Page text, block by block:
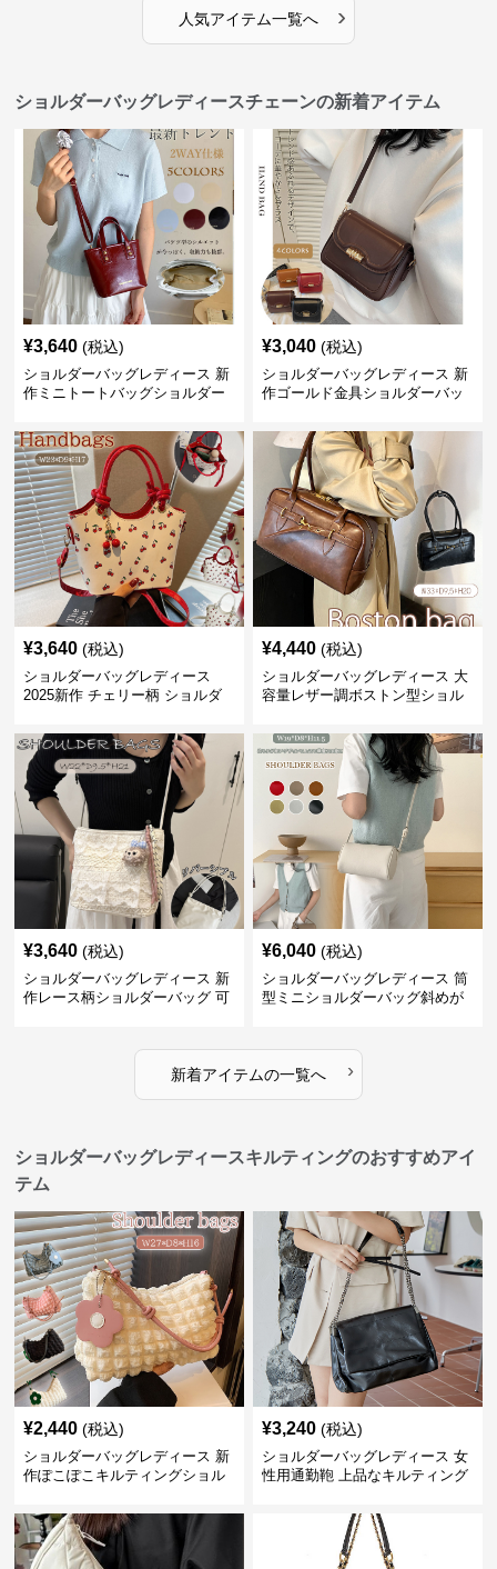
人気アイテム一覧へ ›
ショルダーバッグレディースチェーンの新着アイテム
¥3,640 (税込)
ショルダーバッグレディース 新
作ミニトートバッグショルダー
¥3,040 (税込)
ショルダーバッグレディース 新
作ゴールド金具ショルダーバッ
¥3,640 (税込)
ショルダーバッグレディース
2025新作 チェリー柄 ショルダ
3way
¥4,440 (税込)
ショルダーバッグレディース 大
容量レザー調ボストン型ショル
¥3,640 (税込)
ショルダーバッグレディース 新
作レース柄ショルダーバッグ 可
¥6,040 (税込)
ショルダーバッグレディース 筒
型ミニショルダーバッグ斜めが
新着アイテムの一覧へ ›
ショルダーバッグレディースキルティングのおすすめアイ
テム
¥2,440 (税込)
ショルダーバッグレディース 新
作ぽこぽこキルティングショル
¥3,240 (税込)
ショルダーバッグレディース 女
性用通勤鞄 上品なキルティング